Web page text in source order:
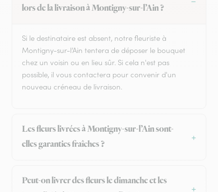
lors de la livraison à Montigny-sur-l’Ain ?
Si le destinataire est absent, notre fleuriste à
Montigny-sur-l’Ain tentera de déposer le bouquet
chez un voisin ou en lieu sûr. Si cela n'est pas
possible, il vous contactera pour convenir d'un
nouveau créneau de livraison.
Les fleurs livrées à Montigny-sur-l’Ain sont-
elles garanties fraîches ?
Peut-on livrer des fleurs le dimanche et les